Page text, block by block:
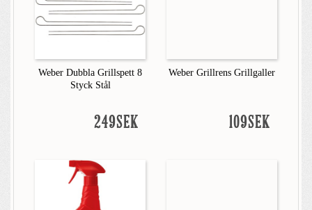
Weber Dubbla Grillspett 8
Styck Stål
249SEK
Weber Grillrens Grillgaller
109SEK